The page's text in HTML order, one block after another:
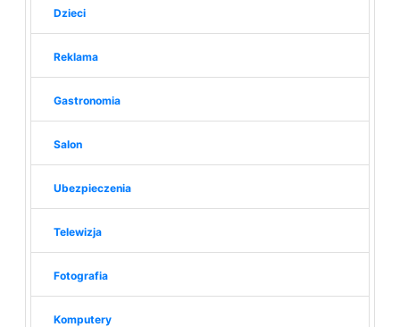
Dzieci
Reklama
Gastronomia
Salon
Ubezpieczenia
Telewizja
Fotografia
Komputery